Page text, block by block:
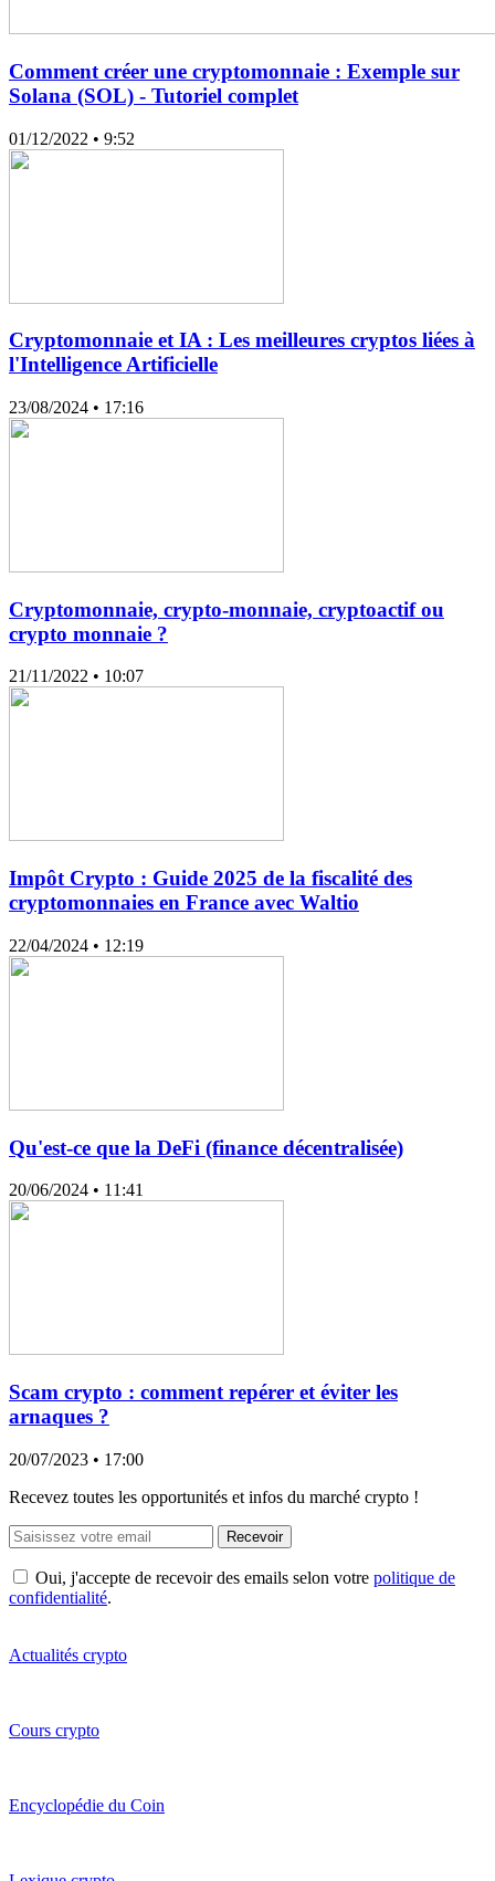
Comment créer une cryptomonnaie : Exemple sur
Solana (SOL) - Tutoriel complet
01/12/2022 • 9:52
Cryptomonnaie et IA : Les meilleures cryptos liées à
l'Intelligence Artificielle
23/08/2024 • 17:16
Cryptomonnaie, crypto-monnaie, cryptoactif ou
crypto monnaie ?
21/11/2022 • 10:07
Impôt Crypto : Guide 2025 de la fiscalité des
cryptomonnaies en France avec Waltio
22/04/2024 • 12:19
Qu'est-ce que la DeFi (finance décentralisée)
20/06/2024 • 11:41
Scam crypto : comment repérer et éviter les
arnaques ?
20/07/2023 • 17:00
Recevez toutes les opportunités et infos du marché crypto !
Recevoir
Oui, j'accepte de recevoir des emails selon votre politique de
confidentialité.
Actualités crypto
Cours crypto
Encyclopédie du Coin